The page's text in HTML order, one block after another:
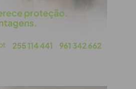
ser indireta, como atirar
e, posteriormente, à vítima.
a violência é direta,